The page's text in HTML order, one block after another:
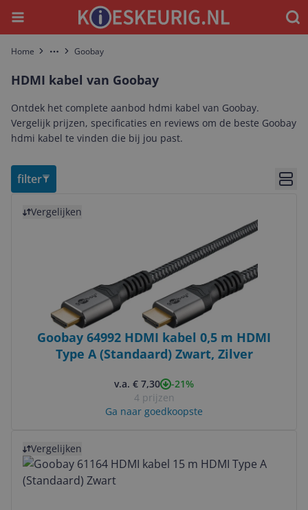
Menu
Home More Goobay
HDMI kabel van Goobay
Ontdek het complete aanbod hdmi kabel van Goobay.
Vergelijk prijzen, specificaties en reviews om de beste Goobay
hdmi kabel te vinden die bij jou past.
filter
Vergelijken
Goobay 64992 HDMI kabel 0,5 m HDMI
Type A (Standaard) Zwart, Zilver
v.a. € 7,30
-21%
4 prijzen
Ga naar goedkoopste
Vergelijken